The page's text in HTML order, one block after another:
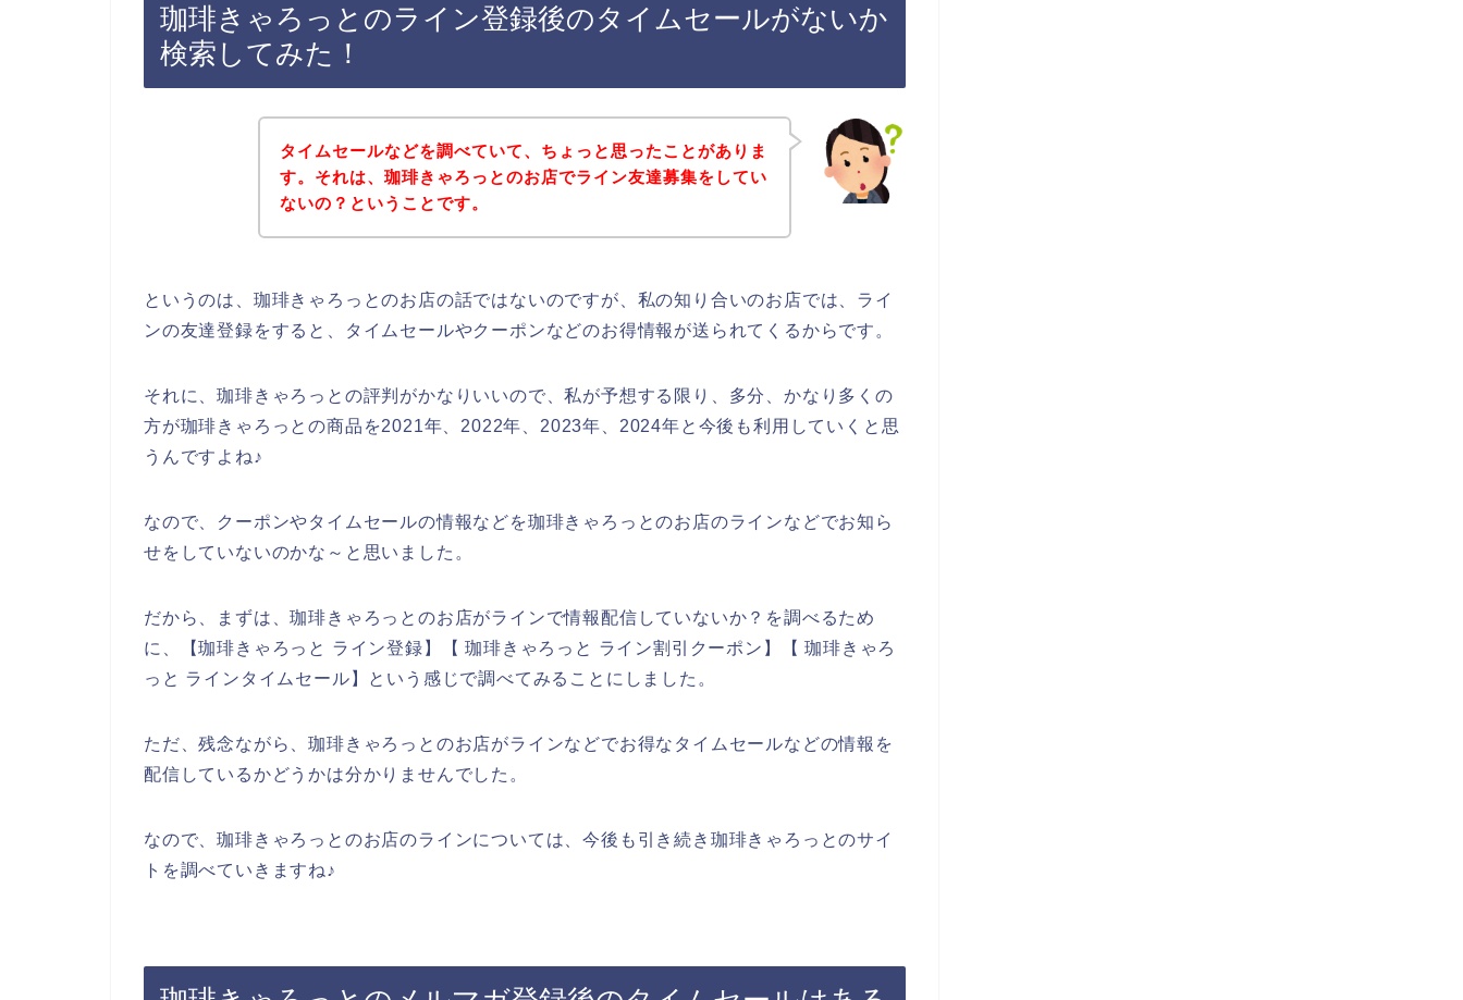
珈琲きゃろっとのライン登録後のタイムセールがないか
検索してみた！
タイムセールなどを調べていて、ちょっと思ったことがありま
す。それは、珈琲きゃろっとのお店でライン友達募集をしてい
ないの？ということです。
というのは、珈琲きゃろっとのお店の話ではないのですが、私の知り合いのお店では、ライ
ンの友達登録をすると、タイムセールやクーポンなどのお得情報が送られてくるからです。
それに、珈琲きゃろっとの評判がかなりいいので、私が予想する限り、多分、かなり多くの
方が珈琲きゃろっとの商品を2021年、2022年、2023年、2024年と今後も利用していくと思
うんですよね♪
なので、クーポンやタイムセールの情報などを珈琲きゃろっとのお店のラインなどでお知ら
せをしていないのかな～と思いました。
だから、まずは、珈琲きゃろっとのお店がラインで情報配信していないか？を調べるため
に、【珈琲きゃろっと ライン登録】【 珈琲きゃろっと ライン割引クーポン】【 珈琲きゃろ
っと ラインタイムセール】という感じで調べてみることにしました。
ただ、残念ながら、珈琲きゃろっとのお店がラインなどでお得なタイムセールなどの情報を
配信しているかどうかは分かりませんでした。
なので、珈琲きゃろっとのお店のラインについては、今後も引き続き珈琲きゃろっとのサイ
トを調べていきますね♪